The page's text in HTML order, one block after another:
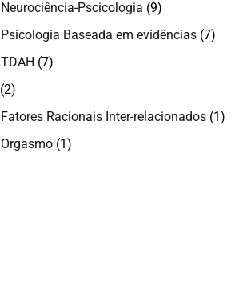
Neurociência-Pscicologia (9)
Psicologia Baseada em evidências (7)
TDAH (7)
(2)
Fatores Racionais Inter-relacionados (1)
Orgasmo (1)